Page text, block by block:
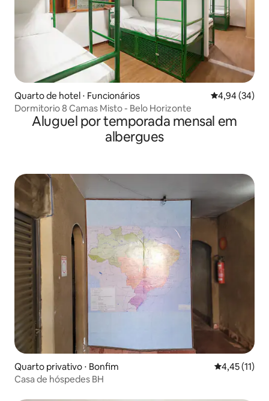
Quarto de hotel ⋅ Funcionários 4,94 de uma
4,94 (34)
Dormitorio 8 Camas Misto - Belo Horizonte
Aluguel por temporada mensal em
albergues
Quarto privativo ⋅ Bonfim 4,45 de uma
4,45 (11)
Casa de hóspedes BH